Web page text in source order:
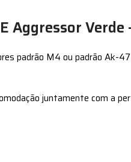
Aggressor Verde
padrão M4 ou padrão Ak-
juntamente com a